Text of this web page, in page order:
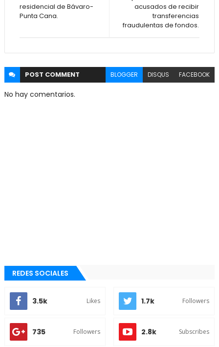
acusados de recibir
transferencias
fraudulentas de fondos.
residencial de Bávaro-
Punta Cana.
POST COMMENT BLOGGER DISQUS FACEBOOK
No hay comentarios.
REDES SOCIALES
3.5k Likes 1.7k Followers
735 Followers 2.8k Subscribes